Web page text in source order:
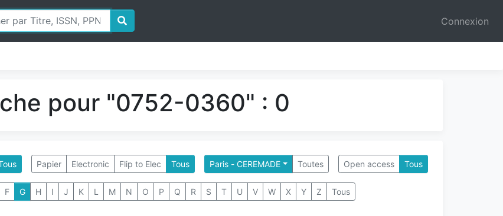
Connexion
pour "0752-0360" : 0
Papier Electronic Flip to Elec Tous Paris - CEREMADE Toutes Open access Tous
F G H I J K L M N O P Q R S T U V W X Y Z Tous